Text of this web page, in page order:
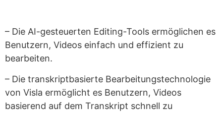
– Die AI-gesteuerten Editing-Tools ermöglichen es
Benutzern, Videos einfach und effizient zu
bearbeiten.
– Die transkriptbasierte Bearbeitungstechnologie
von Visla ermöglicht es Benutzern, Videos
basierend auf dem Transkript schnell zu